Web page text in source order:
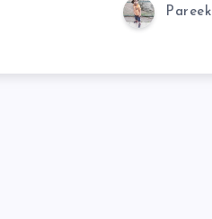
Pareek